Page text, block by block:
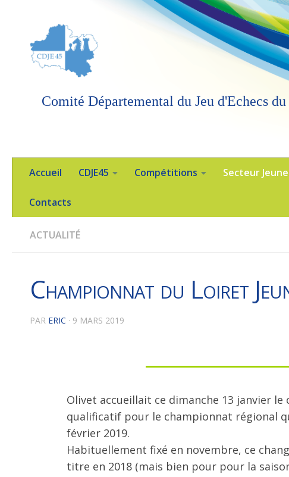
Comité Départemental du Jeu d'Echecs
Accueil CDJE45 Compétitions Secteur
Contacts
ACTUALITÉ
Championnat du Loiret
PAR ERIC · 9 MARS 2019
Olivet accueillait ce dimanche 13 janvier
qualificatif pour le championnat régional
février 2019.
Habituellement fixé en novembre, ce
titre en 2018 (mais bien pour pour la